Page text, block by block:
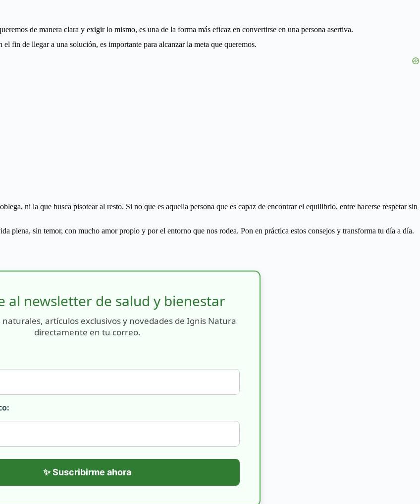
de manera clara y exigir lo mismo, es una de la forma más eficaz en convertirse en una persona asertiva.
fin de llegar a una solución, es importante para alcanzar la meta que queremos.
ni la que busca pisotear al resto. Si no que es aquella persona que es capaz de encontrar el equilibrio, entre hacerse respetar sin
plena, sin temor, con mucho amor propio y por el entorno que nos rodea. Pon en práctica estos consejos y transforma tu día a día.
al newsletter de salud y bienestar
naturales, artículos exclusivos y novedades de Ignis Natura
directamente en tu correo.
✨ Suscribirme ahora